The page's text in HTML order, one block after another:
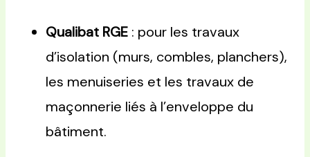
Qualibat RGE : pour les travaux
d’isolation (murs, combles, planchers),
les menuiseries et les travaux de
maçonnerie liés à l’enveloppe du
bâtiment.